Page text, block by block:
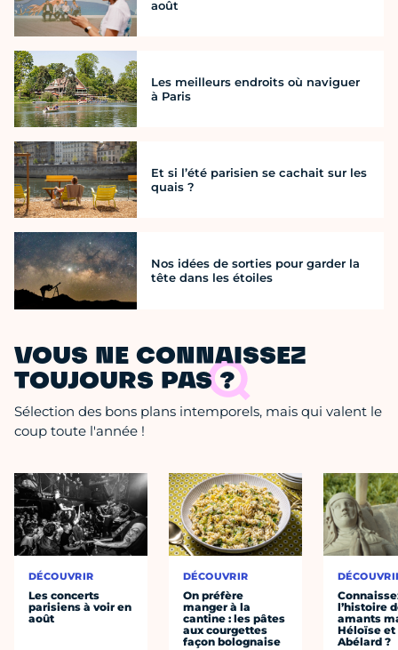
août
Les meilleurs endroits où naviguer
à Paris
Et si l’été parisien se cachait sur les
quais ?
Nos idées de sorties pour garder la
tête dans les étoiles
VOUS NE CONNAISSEZ
TOUJOURS PAS ?
Sélection des bons plans intemporels, mais qui valent le
coup toute l'année !
DÉCOUVRIR
Les concerts
parisiens à voir en
août
DÉCOUVRIR
On préfère
manger à la
cantine : les pâtes
aux courgettes
façon bolognaise
l’histoire
amants
Héloïse et
Abélard ?